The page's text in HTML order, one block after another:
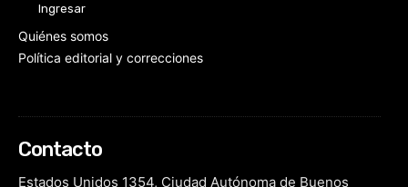
Ingresar
Quiénes somos
Política editorial y correcciones
Contacto
Estados Unidos 1354, Ciudad Autónoma de Buenos